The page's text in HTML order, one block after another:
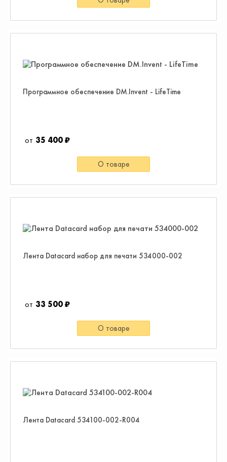
Программное обеспечение DM.Invent - LifeTime
35 400 ₽
О товаре
Лента Datacard набор для печати 534000-002
33 500 ₽
О товаре
Лента Datacard 534100-002-R004